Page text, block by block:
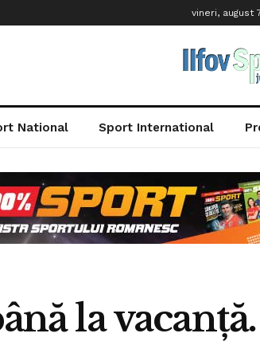
vineri, august
National Sport International
la